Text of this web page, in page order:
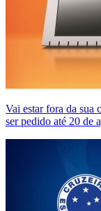
Vai estar fora da sua
ser pedido até 20 de